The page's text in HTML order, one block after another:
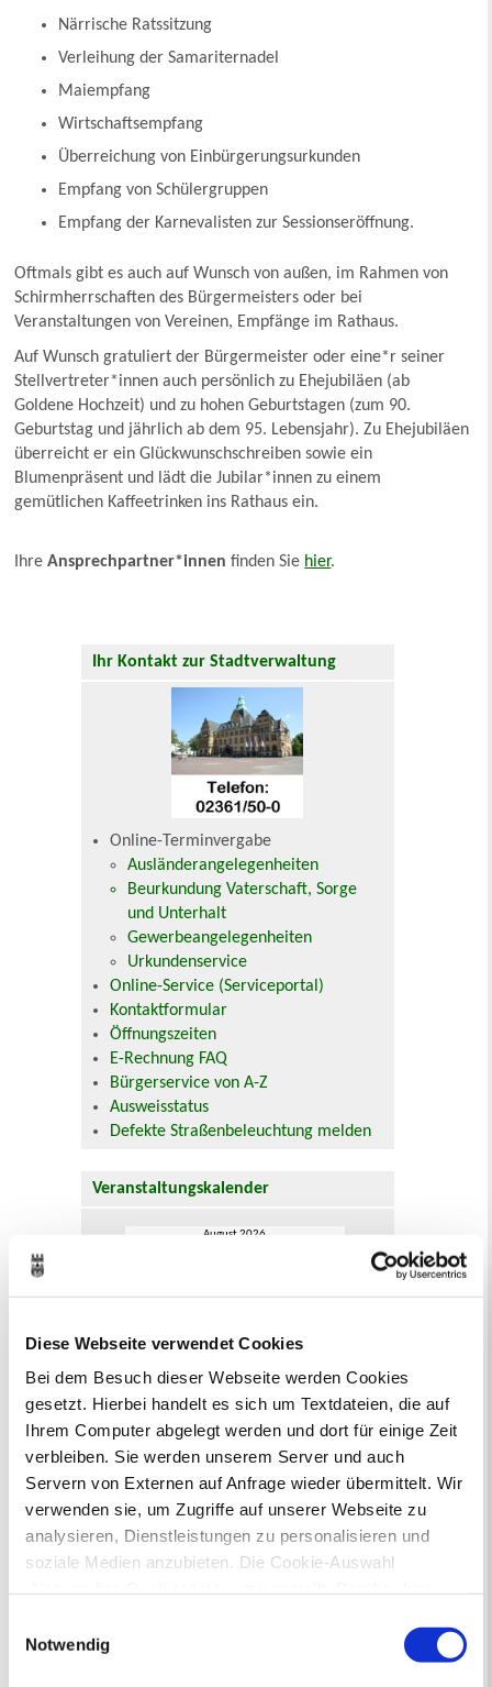
Diese Webseite verwendet Cookies
Bei dem Besuch dieser Webseite werden Cookies
gesetzt. Hierbei handelt es sich um Textdateien, die auf
Ihrem Computer abgelegt werden und dort für einige Zeit
verbleiben. Sie werden unserem Server und auch
Servern von Externen auf Anfrage wieder übermittelt. Wir
verwenden sie, um Zugriffe auf unserer Webseite zu
analysieren, Dienstleistungen zu personalisieren und
soziale Medien anzubieten. Die Cookie-Auswahl
Drittländern (USA) mit unzureichendem
Datenschutzniveau verarbeiten. Es besteht die Gefahr,
Notwendig
Närrische Ratssitzung
Verleihung der Samariternadel
Maiempfang
Wirtschaftsempfang
Überreichung von Einbürgerungsurkunden
Empfang von Schülergruppen
Empfang der Karnevalisten zur Sessionseröffnung.
Oftmals gibt es auch auf Wunsch von außen, im Rahmen von
Schirmherrschaften des Bürgermeisters oder bei
Veranstaltungen von Vereinen, Empfänge im Rathaus.
Auf Wunsch gratuliert der Bürgermeister oder eine*r seiner
Stellvertreter*innen auch persönlich zu Ehejubiläen (ab
Goldene Hochzeit) und zu hohen Geburtstagen (zum 90.
Geburtstag und jährlich ab dem 95. Lebensjahr). Zu Ehejubiläen
überreicht er ein Glückwunschschreiben sowie ein
Blumenpräsent und lädt die Jubilar*innen zu einem
gemütlichen Kaffeetrinken ins Rathaus ein.
IhreAnsprechpartner*innen finden Sie hier.
Ihr Kontakt zur Stadtverwaltung
Online-Terminvergabe
Ausländerangelegenheiten
Beurkundung Vaterschaft, Sorge
und Unterhalt
Gewerbeangelegenheiten
Urkundenservice
Online-Service (Serviceportal)
Kontaktformular
Öffnungszeiten
E-Rechnung FAQ
Bürgerservice von A-Z
Ausweisstatus
Defekte Straßenbeleuchtung melden
Veranstaltungskalender
August 2026
17
18 19 20 21 22
24
25 27 28
Veranstaltungskategorie
Zur Veranstaltungssuche
Bürgerbeteiligung
Online-Beteiligungsportal der